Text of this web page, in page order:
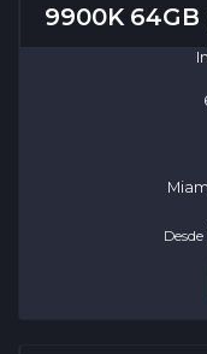
9900K 64GB
Desde